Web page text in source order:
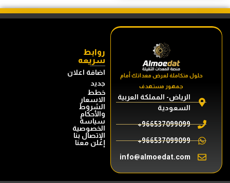
حلول متكاملة لعرض معداتك أمام
جمهور مستهدف
الرياض- المملكة العربية
السعودية
966537099099+
966537099099+
info@almoedat.com
روابط
سريعه
اضافة اعلان
جديد
خطط
الاسعار
الشروط
والأحكام
سياسة
الخصوصية
الإتصال بنا
إعلن معنا